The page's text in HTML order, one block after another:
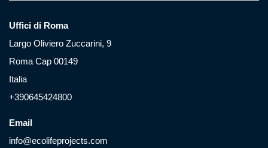
Uffici di Roma
Largo Oliviero Zuccarini, 9
Roma Cap 00149
Italia
+390645424800
Email
info@ecolifeprojects.com